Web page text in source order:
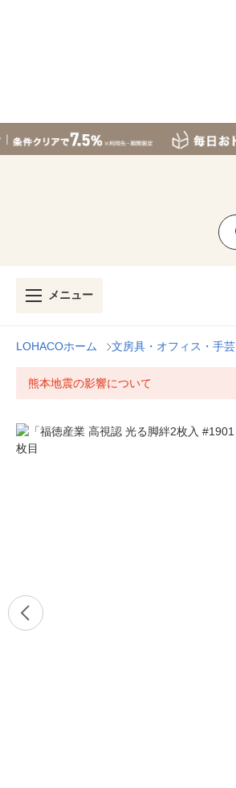
メニュー
LOHACOホーム 文房具・オフィス・手芸
熊本地震の影響について